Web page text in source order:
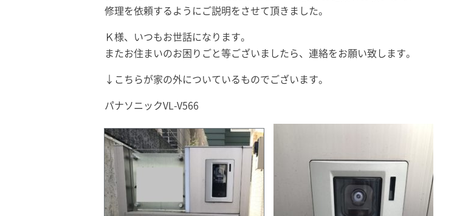
修理を依頼するようにご説明をさせて頂きました。
Ｋ様、いつもお世話になります。
またお住まいのお困りごと等ございましたら、連絡をお願い致します。
↓こちらが家の外についているものでございます。
パナソニックVL-V566